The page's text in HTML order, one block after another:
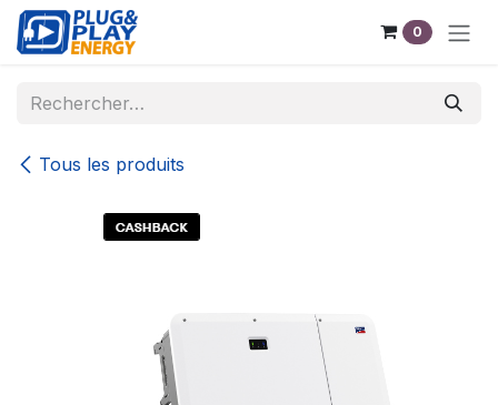
Se rendre au contenu
0
Tous les produits